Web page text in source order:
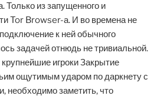
Только из запущенного и
Tor Browser-а. И во времена не
к ней обычного
задачей отнюдь не тривиальной.
игроки Закрытие
ощутимым ударом по даркнету с
необходимо заметить, что